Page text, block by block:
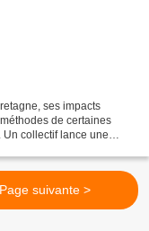
ses impacts
de certaines
collectif lance une
Page suivante >